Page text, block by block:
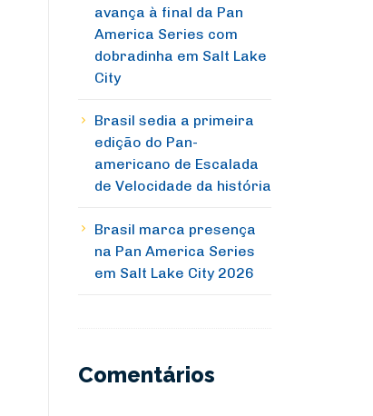
avança à final da Pan
America Series com
dobradinha em Salt Lake
City
Brasil sedia a primeira
edição do Pan-
americano de Escalada
de Velocidade da história
Brasil marca presença
na Pan America Series
em Salt Lake City 2026
Comentários